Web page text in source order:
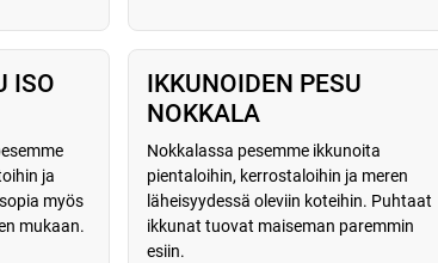
ISO
ja
myös
mukaan.
IKKUNOIDEN PESU
NOKKALA
Nokkalassa pesemme ikkunoita
pientaloihin, kerrostaloihin ja meren
läheisyydessä oleviin koteihin. Puhtaat
ikkunat tuovat maiseman paremmin
esiin.